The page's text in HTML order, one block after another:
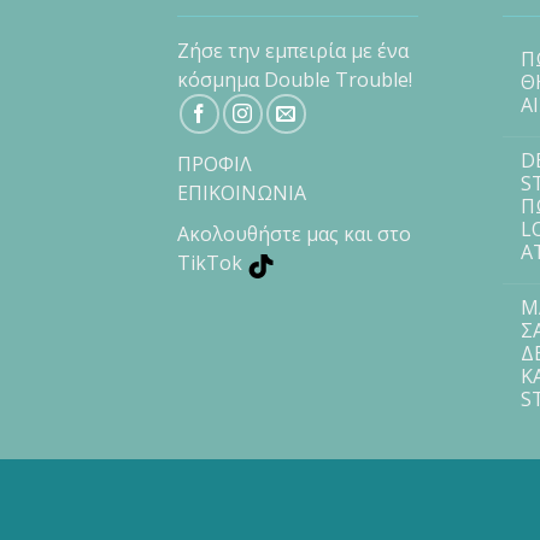
Ζήσε την εμπειρία με ένα
κόσμημα Double Trouble!
ΠΡΟΦΙΛ
ΕΠΙΚΟΙΝΩΝΙΑ
Ακολουθήστε μας και στο
TikTok